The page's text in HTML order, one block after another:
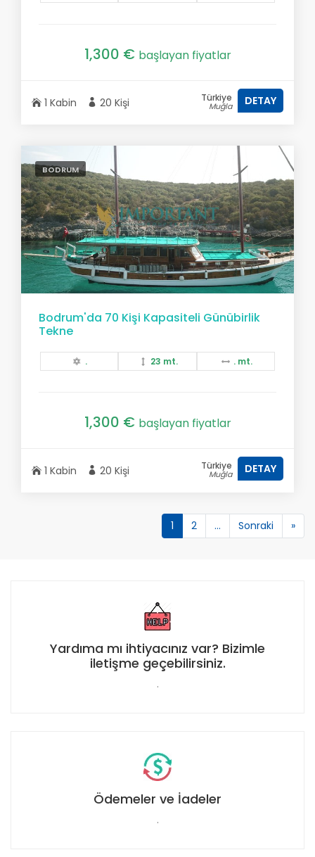
1,300 € başlayan fiyatlar
1 Kabin 20 Kişi Türkiye
Muğla DETAY
BODRUM
Bodrum'da 70 Kişi Kapasiteli Günübirlik
Tekne
. 23 mt. . mt.
1,300 € başlayan fiyatlar
1 Kabin 20 Kişi Türkiye
Muğla DETAY
1 2 ... Sonraki »
Yardıma mı ihtiyacınız var? Bizimle
iletişme geçebilirsiniz.
.
Ödemeler ve İadeler
.